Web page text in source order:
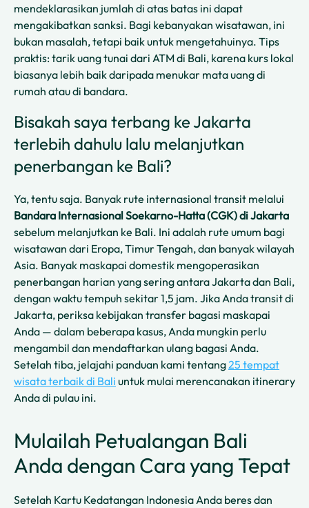
mendeklarasikan jumlah di atas batas ini dapat
mengakibatkan sanksi. Bagi kebanyakan wisatawan, ini
bukan masalah, tetapi baik untuk mengetahuinya. Tips
praktis: tarik uang tunai dari ATM di Bali, karena kurs lokal
biasanya lebih baik daripada menukar mata uang di
rumah atau di bandara.
Bisakah saya terbang ke Jakarta
terlebih dahulu lalu melanjutkan
penerbangan ke Bali?
Ya, tentu saja. Banyak rute internasional transit melalui
Bandara Internasional Soekarno-Hatta (CGK) di Jakarta
sebelum melanjutkan ke Bali. Ini adalah rute umum bagi
wisatawan dari Eropa, Timur Tengah, dan banyak wilayah
Asia. Banyak maskapai domestik mengoperasikan
penerbangan harian yang sering antara Jakarta dan Bali,
dengan waktu tempuh sekitar 1,5 jam. Jika Anda transit di
Jakarta, periksa kebijakan transfer bagasi maskapai
Anda — dalam beberapa kasus, Anda mungkin perlu
mengambil dan mendaftarkan ulang bagasi Anda.
Setelah tiba, jelajahi panduan kami tentang25 tempat
wisata terbaik di Bali untuk mulai merencanakan itinerary
Anda di pulau ini.
Mulailah Petualangan Bali
Anda dengan Cara yang Tepat
Setelah Kartu Kedatangan Indonesia Anda beres dan